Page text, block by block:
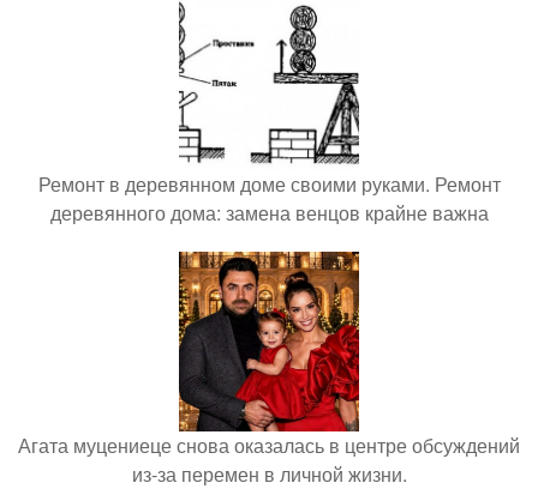
Ремонт в деревянном доме своими руками. Ремонт
деревянного дома: замена венцов крайне важна
Агата муцениеце снова оказалась в центре обсуждений
из-за перемен в личной жизни.